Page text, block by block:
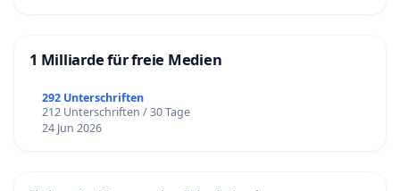
1 Milliarde für freie Medien
292 Unterschriften
212 Unterschriften / 30 Tage
24 Jun 2026